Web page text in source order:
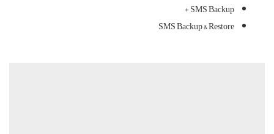
+ SMS Backup
SMS Backup & Restore